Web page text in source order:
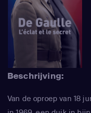
Beschrijving:
Van de oproep van 18